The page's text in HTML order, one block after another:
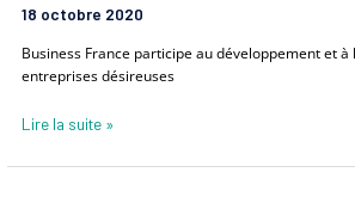
18 octobre 2020
Business France participe au développement et à
entreprises désireuses
Lire la suite »